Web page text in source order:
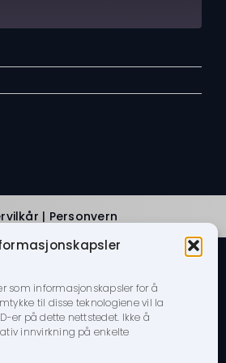
som informasjonskapsler for å
til disse teknologiene vil la
er på dette nettstedet. Ikke å
innvirkning på enkelte
| Personvern